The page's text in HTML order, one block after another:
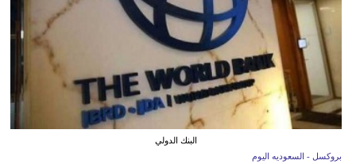
البنك الدولي
بروكسل - السعوديه اليوم